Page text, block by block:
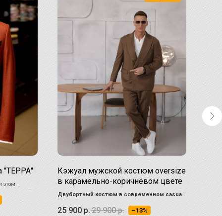
"ТЕРРА"
этом
случая, но
гардероб.
Кэжуал мужской костюм oversize
в карамельно-коричневом цвете
Двубортный костюм в современном casual-
исполнении , сочетающий классику и
непринуждённый стиль
25 900 р. 29 900 р. –13%
цвета
34